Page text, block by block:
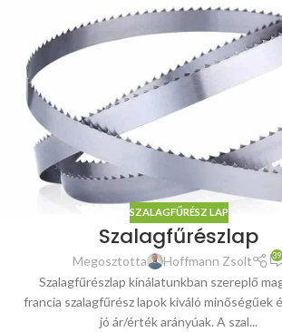
SZALAGFŰRÉSZ LAP
Szalagfűrészlap
Megosztotta Hoffmann Zsolt 39
Szalagfűrészlap kínálatunkban szereplő
francia szalagfűrész lapok kiváló minőségűek
jó ár/érték arányúak. A szal...